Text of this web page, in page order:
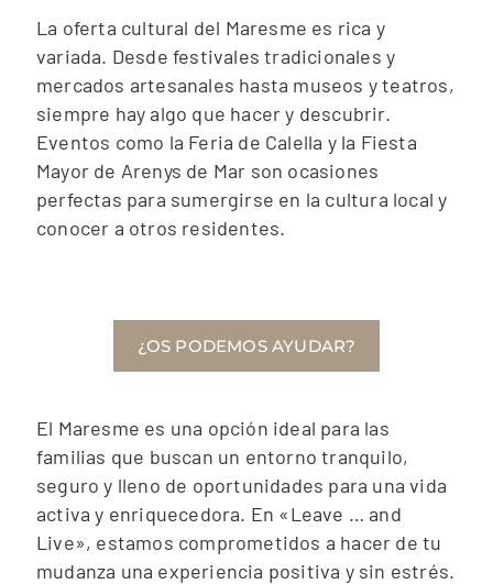
La oferta cultural del Maresme es rica y
variada. Desde festivales tradicionales y
mercados artesanales hasta museos y teatros,
siempre hay algo que hacer y descubrir.
Eventos como la Feria de Calella y la Fiesta
Mayor de Arenys de Mar son ocasiones
perfectas para sumergirse en la cultura local y
conocer a otros residentes.
¿OS PODEMOS AYUDAR?
El Maresme es una opción ideal para las
familias que buscan un entorno tranquilo,
seguro y lleno de oportunidades para una vida
activa y enriquecedora. En «Leave … and
Live», estamos comprometidos a hacer de tu
mudanza una experiencia positiva y sin estrés.